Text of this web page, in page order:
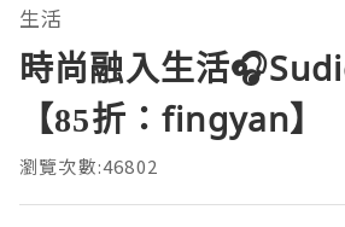
生活
時尚融入生活
【85折：fingyan】
瀏覽次數:46802